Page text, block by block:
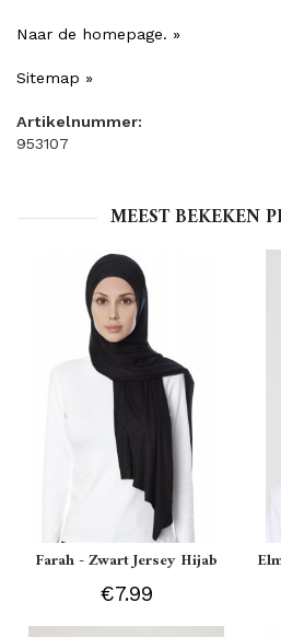
Naar de homepage. »
Sitemap »
Artikelnummer:
953107
MEEST BEKEKEN
Farah - Zwart Jersey Hijab
€7.99